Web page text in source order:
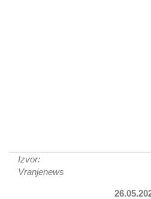
Izvor:
Vranjenews